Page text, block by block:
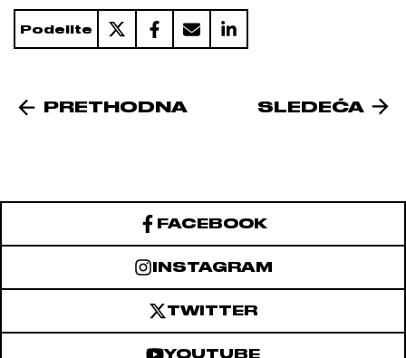
Podelite
PRETHODNA SLEDEĆA
FACEBOOK
INSTAGRAM
TWITTER
YOUTUBE